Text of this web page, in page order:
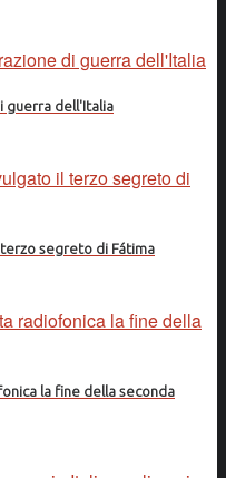
guerra dell'Italia
segreto di Fátima
la fine della seconda